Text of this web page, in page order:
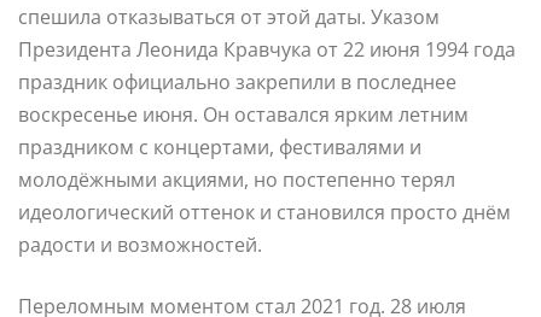
спешила отказываться от этой даты. Указом
Президента Леонида Кравчука от 22 июня 1994 года
праздник официально закрепили в последнее
воскресенье июня. Он оставался ярким летним
праздником с концертами, фестивалями и
молодёжными акциями, но постепенно терял
идеологический оттенок и становился просто днём
радости и возможностей.
Переломным моментом стал 2021 год. 28 июля